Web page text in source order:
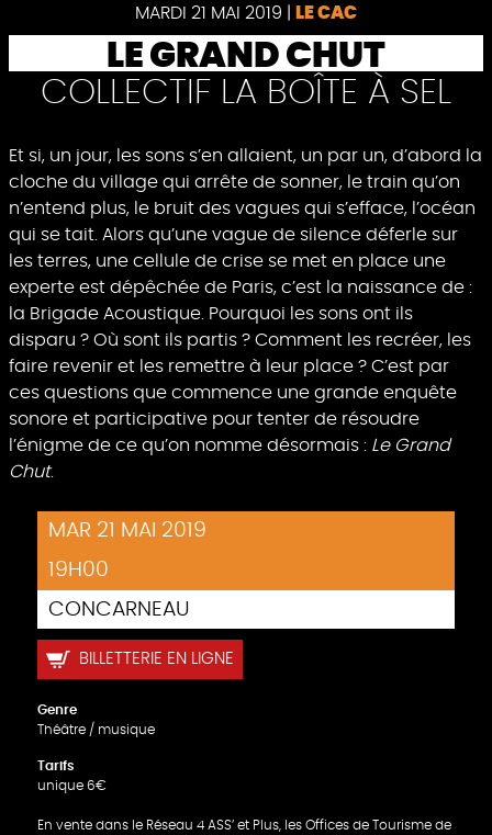
MARDI 21 MAI 2019 LE CAC
LE GRAND CHUT
COLLECTIF LA BOÎTE À SEL
Et si, un jour, les sons s’en allaient, un par un, d’abord la
cloche du village qui arrête de sonner, le train qu’on
n’entend plus, le bruit des vagues qui s’efface, l’océan
qui se tait. Alors qu’une vague de silence déferle sur
les terres, une cellule de crise se met en place une
experte est dépêchée de Paris, c’est la naissance de :
la Brigade Acoustique. Pourquoi les sons ont ils
disparu ? Où sont ils partis ? Comment les recréer, les
faire revenir et les remettre à leur place ? C’est par
ces questions que commence une grande enquête
sonore et participative pour tenter de résoudre
l’énigme de ce qu’on nomme désormais : Le Grand
Chut.
MAR 21 MAI 2019
19H00
CONCARNEAU
BILLETTERIE EN LIGNE
Genre
Théâtre / musique
Tarifs
unique 6€
En vente dans le Réseau 4 ASS’ et Plus, les Offices de Tourisme de